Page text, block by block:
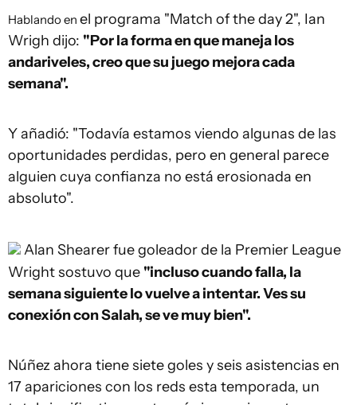
Hablando en el programa "Match of the day 2", Ian
Wrigh dijo: "Por la forma en que maneja los
andariveles, creo que su juego mejora cada
semana".
Y añadió: "Todavía estamos viendo algunas de las
oportunidades perdidas, pero en general parece
alguien cuya confianza no está erosionada en
absoluto".
Alan Shearer fue goleador de la Premier League
Wright sostuvo que "incluso cuando falla, la
semana siguiente lo vuelve a intentar. Ves su
conexión con Salah, se ve muy bien".
Núñez ahora tiene siete goles y seis asistencias en
17 apariciones con los reds esta temporada, un